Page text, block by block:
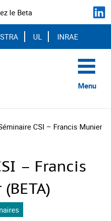
le Beta
UL INRAE
Menu
CSI – Francis Munier
– Francis